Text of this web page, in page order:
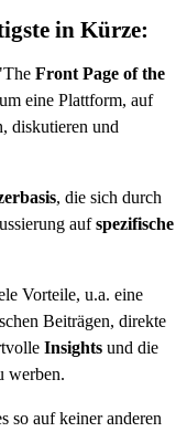
in Kürze:
Front Page of the
eine Plattform, auf
diskutieren und
, die sich durch
aufspezifische
Vorteile, u.a. eine
Beiträgen, direkte
Insights und die
werben.
so auf keiner anderen